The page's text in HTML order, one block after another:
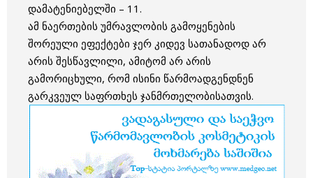
დამატენიებელში – 11.
ამ ნაერთების უმრავლობის გამოყენების
შორეული ეფექტები ჯერ კიდევ სათანადოდ არ
არის შესწავლილი, ამიტომ არ არის
გამორიცხული, რომ ისინი წარმოადგენდნენ
გარკვეულ საფრთხეს ჯანმრთელობისათვის.